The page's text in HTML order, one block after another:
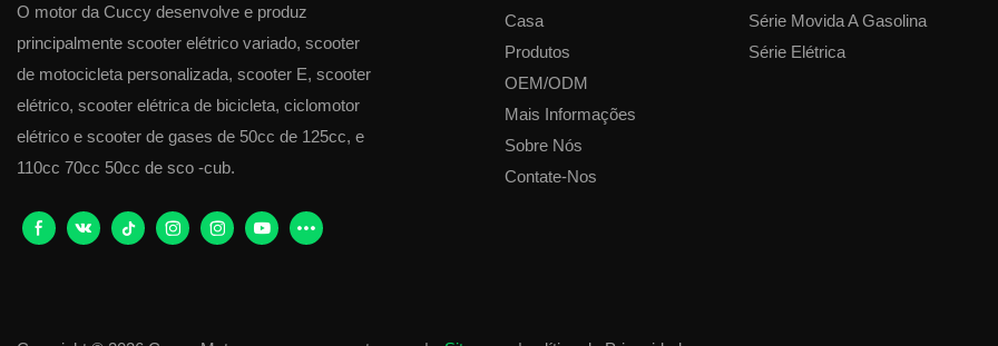
O motor da Cuccy desenvolve e produz
principalmente scooter elétrico variado, scooter
de motocicleta personalizada, scooter E, scooter
elétrico, scooter elétrica de bicicleta, ciclomotor
elétrico e scooter de gases de 50cc de 125cc, e
110cc 70cc 50cc de sco -cub.
Casa
Produtos
OEM/ODM
Mais Informações
Sobre Nós
Contate-Nos
Série Movida A Gasolina
Série Elétrica